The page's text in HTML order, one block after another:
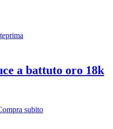
a battuto oro 18k
subito